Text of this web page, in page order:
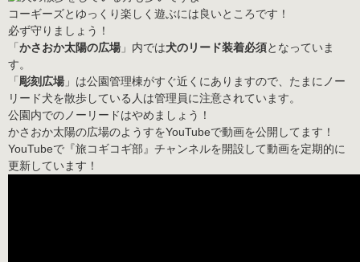
コーギーズとゆっくり楽しく遊ぶには良いところです！
必ず守りましょう！
「 かさおか太陽の広場 」内では犬のリード装着必須となっていま
す。
「 彫刻広場 」は公園管理棟がすぐ近くにありますので、たまにノー
リード犬を散歩している人は管理員に注意されています。
公園内でのノーリードはやめましょう！
かさおか太陽の広場のようすをYouTubeで動画を公開してます！
YouTubeで 『旅コギコギ部』チャンネルを開設して動画を定期的に
更新しています！